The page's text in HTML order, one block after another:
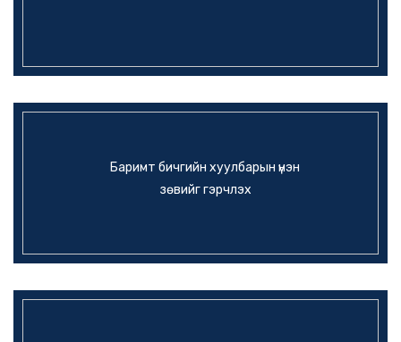
Баримт бичгийн хуулбарын үнэн
зөвийг гэрчлэх